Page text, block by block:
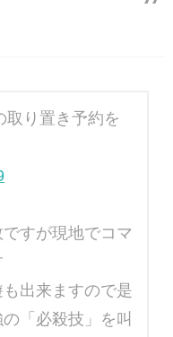
取り置き予約を
すが現地でコマ
出来ますので是
「必殺技」を叫